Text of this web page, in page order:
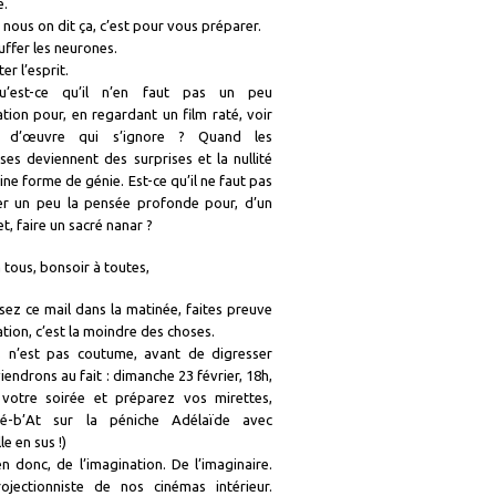
nous on dit ça, c’est pour vous préparer.
les neurones.
l’esprit.
ce qu’il n’en faut pas un peu
pour, en regardant un film raté, voir
d’œuvre qui s’ignore ? Quand les
deviennent des surprises et la nullité
forme de génie. Est-ce qu’il ne faut pas
un peu la pensée profonde pour, d’un
faire un sacré nanar ?
tous, bonsoir à toutes,
ce mail dans la matinée, faites preuve
c’est la moindre des choses.
n’est pas coutume, avant de digresser
au fait : dimanche 23 février, 18h,
soirée et préparez vos mirettes,
b’At sur la péniche Adélaïde avec
en sus !)
donc, de l’imagination. De l’imaginaire.
de nos cinémas intérieur.